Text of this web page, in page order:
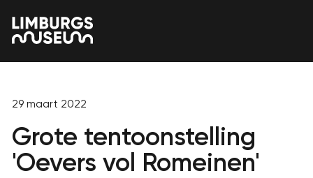
29 maart 2022
Grote tentoonstelling
'Oevers vol Romeinen'